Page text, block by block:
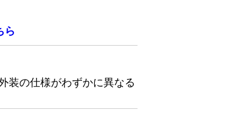
ら
装の仕様がわずかに異なる